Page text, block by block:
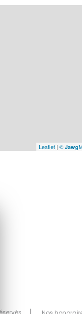
Leaflet | © Jawg